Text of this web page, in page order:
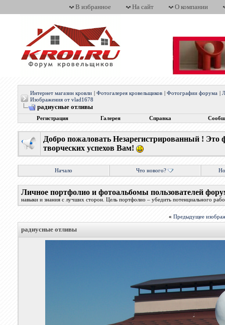
В избранное На сайт О компании
Интернет магазин кровли Фотогалерея кровельщиков Фотографии форума
Изображения от vlad1678
радиусные отливы
Регистрация Галерея Справка
Добро пожаловать Незарегистрированный !
творческих успехов Вам!
Начало Что нового?
Личное портфолио и фотоальбомы пользователей
навыки и знания с лучших сторон. Цель портфолио – убедить потенциального
« Предыдущее
радиусные отливы